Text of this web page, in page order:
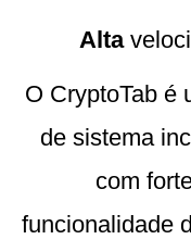
Alta
O CryptoTab é
de sistema
com
funcionalidade